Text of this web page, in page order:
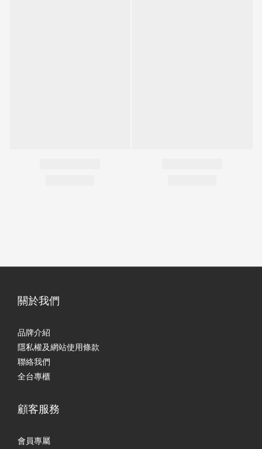
關於我們
品牌介紹
隱私權及網站使用條款
聯絡我們
全台專櫃
顧客服務
會員專屬